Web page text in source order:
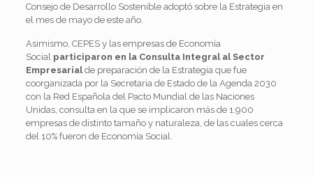
Consejo de Desarrollo Sostenible adoptó sobre la Estrategia en
el mes de mayo de este año.
Asimismo, CEPES y las empresas de Economía
Social participaron en la Consulta Integral al Sector
Empresarialde preparación de la Estrategia que fue
coorganizada por la Secretaria de Estado de la Agenda 2030
con la Red Española del Pacto Mundial de las Naciones
Unidas, consulta en la que se implicaron más de 1.900
empresas de distinto tamaño y naturaleza, de las cuales cerca
del 10% fueron de Economía Social.